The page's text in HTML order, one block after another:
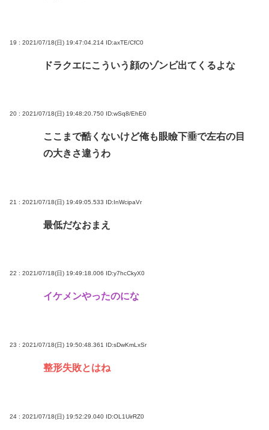
19 : 2021/07/18(日) 19:47:04.214 ID:axTE/CfC0
ドラクエにこういう顔のゾンビ出てくるよな
20 : 2021/07/18(日) 19:48:20.750 ID:wSq8/EhE0
ここまで酷くないけど俺も眼瞼下垂で左右の目
の大きさ違うわ
21 : 2021/07/18(日) 19:49:05.533 ID:InWcipaVr
最低だなおまえ
22 : 2021/07/18(日) 19:49:18.006 ID:y7hcCkyX0
イケメンやったのにな
23 : 2021/07/18(日) 19:50:48.361 ID:sDwKmLxSr
整形失敗とはね
24 : 2021/07/18(日) 19:52:29.040 ID:OL1UirRZ0